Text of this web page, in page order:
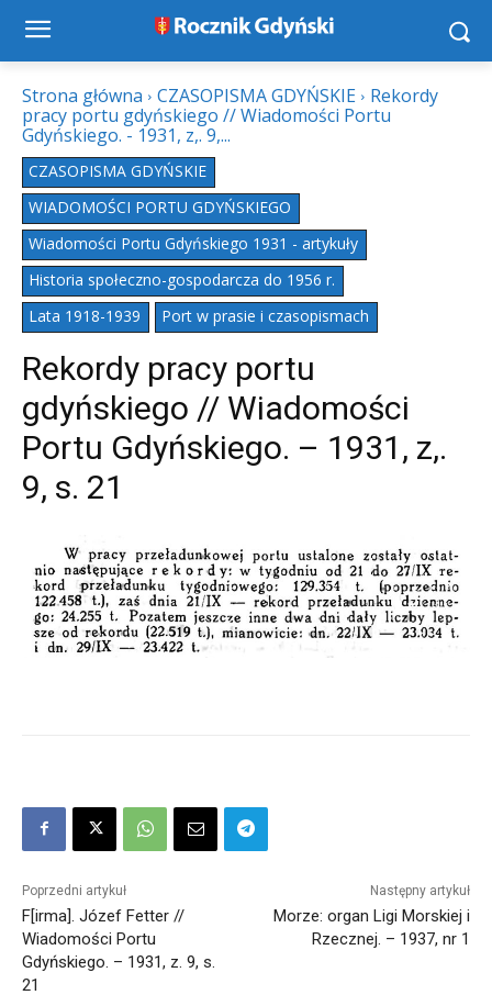
Strona główna CZASOPISMA GDYŃSKIE
Rekordy
pracy portu gdyńskiego // Wiadomości Portu
Gdyńskiego. - 1931, z,. 9,...
CZASOPISMA GDYŃSKIE
WIADOMOŚCI PORTU GDYŃSKIEGO
Wiadomości Portu Gdyńskiego 1931 - artykuły
Historia społeczno-gospodarcza do 1956 r.
Lata 1918-1939
Port w prasie i czasopismach
Rekordy pracy portu
gdyńskiego // Wiadomości
Portu Gdyńskiego. – 1931, z,.
9, s. 21
Poprzedni artykuł
F[irma]. Józef Fetter //
Wiadomości Portu
Gdyńskiego. – 1931, z. 9, s.
21
Następny artykuł
Morze: organ Ligi Morskiej i
Rzecznej. – 1937, nr 1